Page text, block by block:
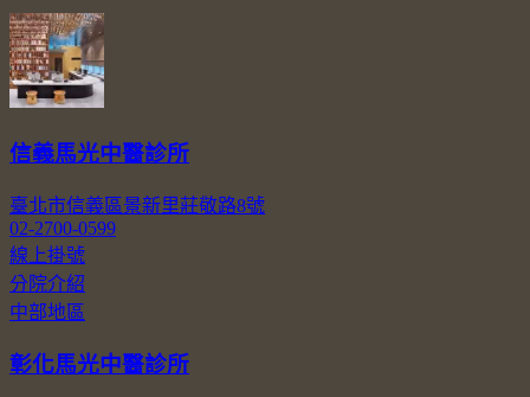
信義馬光中醫診所
臺北市信義區景新里莊敬路8號
02-2700-0599
線上掛號
分院介紹
中部地區
彰化馬光中醫診所